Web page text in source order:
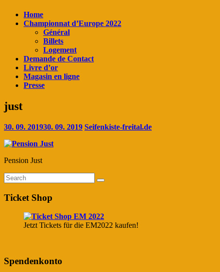
Home
Championnat d’Europe 2022
Général
Billets
Logement
Demande de Contact
Livre d’or
Magasin en ligne
Presse
just
30. 09. 201930. 09. 2019 Seifenkiste-freital.de
Pension Just
Ticket Shop
Jetzt Tickets für die EM2022 kaufen!
Spendenkonto